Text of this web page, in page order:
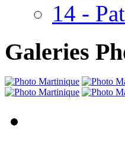
14 -
Galeries